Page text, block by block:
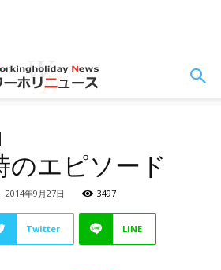
のエピソード
2014年9月27日 3497
Twitter LINE